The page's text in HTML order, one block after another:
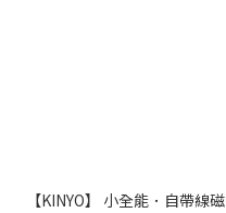
【KINYO】 小全能．自帶線磁